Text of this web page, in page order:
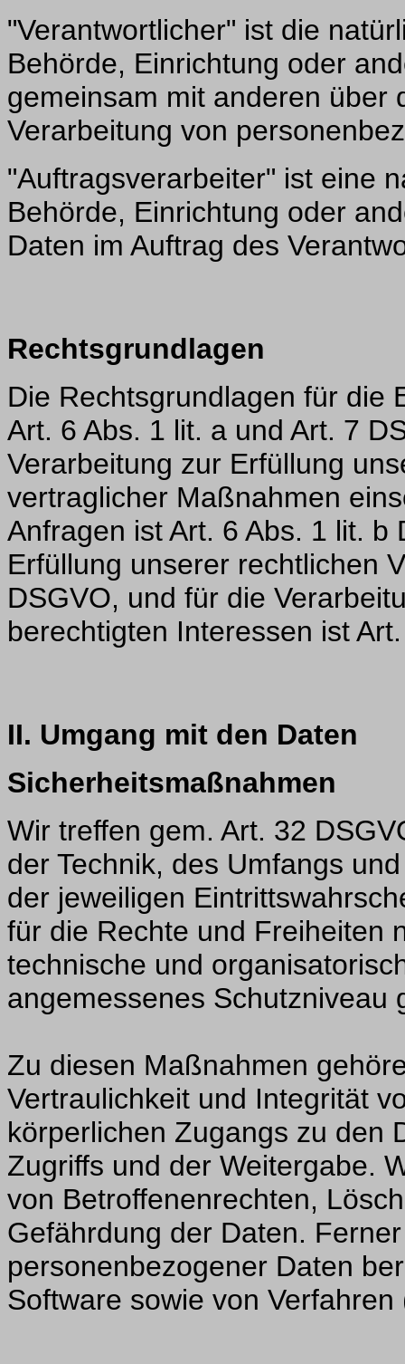
"Verantwortlicher" ist die
Behörde, Einrichtung oder
gemeinsam mit anderen über
Verarbeitung von
"Auftragsverarbeiter" ist eine
Behörde, Einrichtung oder
Daten im Auftrag des
Rechtsgrundlagen
Die Rechtsgrundlagen für die
Art. 6 Abs. 1 lit. a und Art. 7
Verarbeitung zur Erfüllung
vertraglicher Maßnahmen
Anfragen ist Art. 6 Abs. 1 lit.
Erfüllung unserer rechtlichen
DSGVO, und für die
berechtigten Interessen ist
II. Umgang mit den Daten
Sicherheitsmaßnahmen
Wir treffen gem. Art. 32
der Technik, des Umfangs
der jeweiligen
für die Rechte und Freiheiten
technische und
angemessenes Schutzniveau
Zu diesen Maßnahmen
Vertraulichkeit und Integrität
körperlichen Zugangs zu den
Zugriffs und der Weitergabe.
von Betroffenenrechten,
Gefährdung der Daten.
personenbezogener Daten
Software sowie von